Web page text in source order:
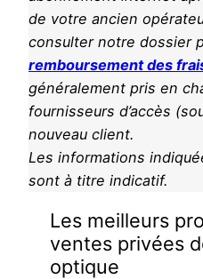
de votre ancien
consulter notre dossier
remboursement des
généralement pris en
fournisseurs d’accès
nouveau client.
Les informations
sont à titre indicatif.
Les meilleurs
ventes privées
optique